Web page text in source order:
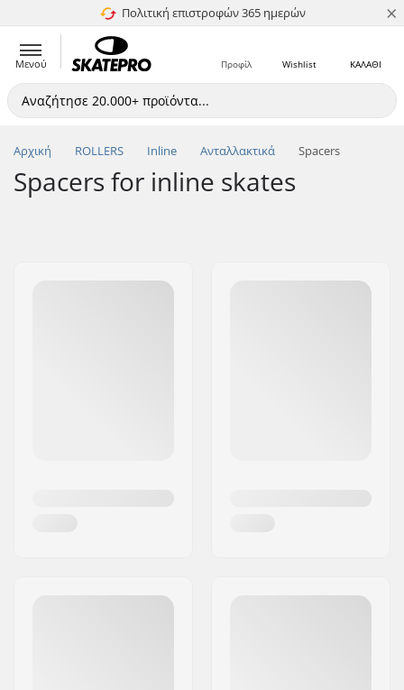
Πολιτική επιστροφών 365 ημερών
4.8 στα 5 ×
Μενού ΚΑΛΑΘΙ
Wishlist
Προφίλ
Αρχική ROLLERS Inline Ανταλλακτικά Spacers
Spacers for inline skates